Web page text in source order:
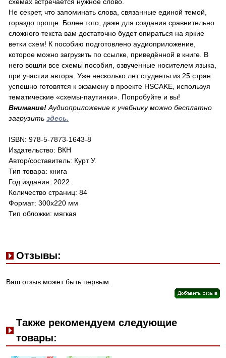
Не секрет, что запоминать слова, связанные единой темой,
гораздо проще. Более того, даже для создания сравнительно
сложного текста вам достаточно будет опираться на яркие
ветки схем! К пособию подготовлено аудиоприложение,
которое можно загрузить по ссылке, приведённой в книге. В
него вошли все схемы пособия, озвученные носителем языка,
при участии автора. Уже несколько лет студенты из 25 стран
успешно готовятся к экзамену в проекте HSCAKE, используя
тематические «схемы-паутинки». Попробуйте и вы!
Внимание! Аудиоприложение к учебнику можно бесплатно
загрузить здесь.
ISBN: 978-5-7873-1643-8
Издательство: ВКН
Автор/составитель: Курт У.
Тип товара: книга
Год издания: 2022
Количество страниц: 84
Формат: 300х220 мм
Тип обложки: мягкая
Отзывы:
Ваш отзыв может быть первым.
Также рекомендуем следующие
товары: